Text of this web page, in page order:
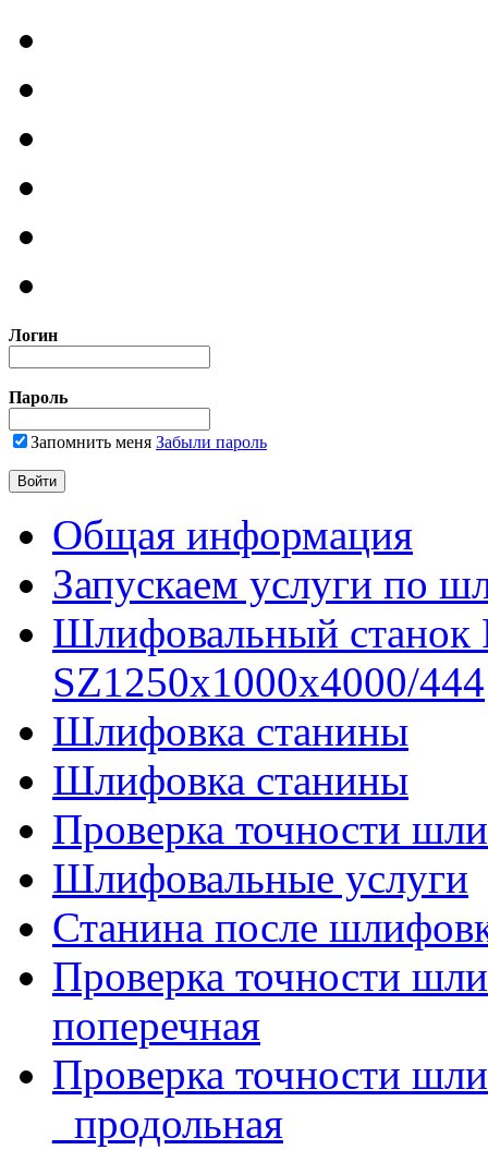
Логин
Пароль
Запомнить меня Забыли пароль
Общая информация
Запускаем услуги по
Шлифовальный
SZ1250x1000x4000/444
Шлифовка станины
Шлифовка станины
Проверка точности
Шлифовальные услуги
Станина после
Проверка точности
поперечная
Проверка точности
_продольная